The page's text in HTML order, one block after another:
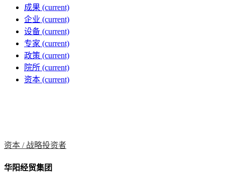
成果 (current)
企业 (current)
设备 (current)
专家 (current)
政策 (current)
院所 (current)
资本 (current)
资本 / 战略投资者
华阳经贸集团